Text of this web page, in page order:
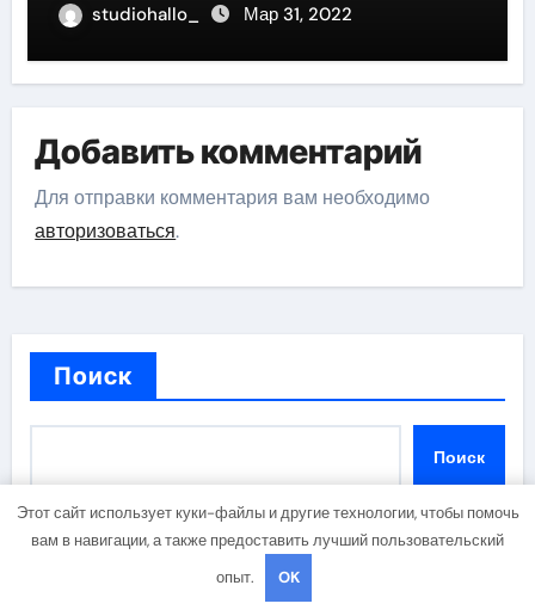
studiohallo_ Мар 31, 2022
Добавить комментарий
Для отправки комментария вам необходимо
авторизоваться.
Поиск
Поиск
Последние записи
Этот сайт использует куки-файлы и другие технологии, чтобы помочь
вам в навигации, а также предоставить лучший пользовательский
опыт.
OK